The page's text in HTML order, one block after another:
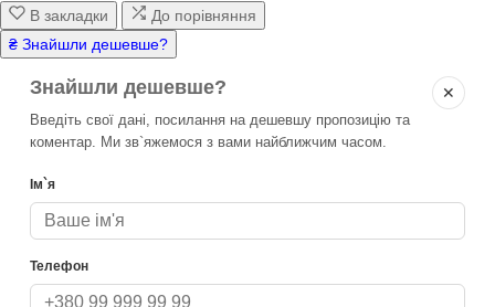
В закладки
До порівняння
₴ Знайшли дешевше?
✕
Знайшли дешевше?
Введіть свої дані, посилання на дешевшу пропозицію та
коментар. Ми зв`яжемося з вами найближчим часом.
Ім`я
Телефон